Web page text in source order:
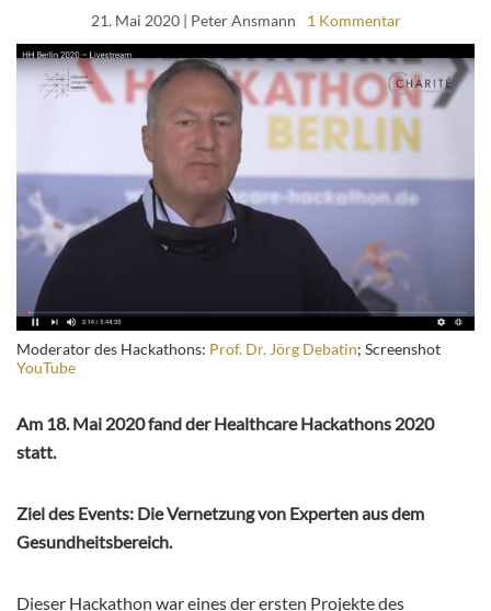
21. Mai 2020| Peter Ansmann 1 Kommentar
Moderator des Hackathons: Prof. Dr. Jörg Debatin; Screenshot
YouTube
Am 18. Mai 2020 fand der Healthcare Hackathons 2020
statt.
Ziel des Events: Die Vernetzung von Experten aus dem
Gesundheitsbereich.
Dieser Hackathon war eines der ersten Projekte des